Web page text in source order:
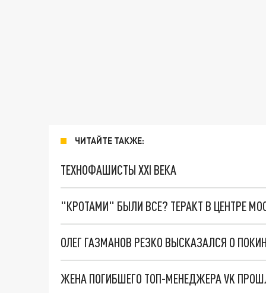
ЧИТАЙТЕ ТАКЖЕ:
ТЕХНОФАШИСТЫ XXI ВЕКА
"КРОТАМИ" БЫЛИ ВСЕ? ТЕРАКТ В ЦЕНТРЕ
ОЛЕГ ГАЗМАНОВ РЕЗКО ВЫСКАЗАЛСЯ О
ЖЕНА ПОГИБШЕГО ТОП-МЕНЕДЖЕРА VK